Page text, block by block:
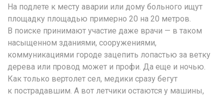
На подлете к месту аварии или дому больного ищут
площадку площадью примерно 20 на 20 метров.
В поиске принимают участие даже врачи — в таком
насыщенном зданиями, сооружениями,
коммуникациями городе зацепить лопастью за ветку
дерева или провод может и профи. Да еще и ночью.
Как только вертолет сел, медики сразу бегут
к пострадавшим. А вот летчики остаются у машины,